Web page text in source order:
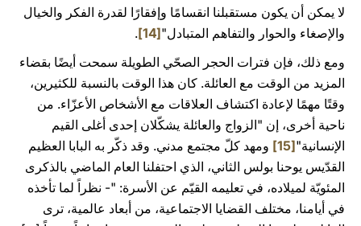
لا يمكن أن يكون مستقبلنا انقسامًا وإفقارًا لقدرة الفكر والخيال
والإصغاء والحوار والتفاهم المتبادل"[14]
.
ومع ذلك، فإن فترات الحجر الصحّي الطويلة سمحت أيضًا بقضاء
المزيد من الوقت مع العائلة. كان هذا الوقت بالنسبة للكثيرين،
وقتًا مهمًا لإعادة اكتشاف العلاقات مع الأشخاص الأعزّاء. من
ناحية أخرى، إن "الزواج والعائلة يشكّلان إحدى أغلى القيم
الإنسانية"[15]
ومهد كلّ مجتمع مدني. وقد ذكّر به البابا العظيم
القدّيس يوحنا بولس الثاني، الذي احتفلنا العام الماضي بالذكرى
المئويّة لميلاده، في تعليمه القيّم عن الأسرة: "- نظراً لما تأخذه
في أيامنا، مختلف القضايا الاجتماعية، من أبعاد عالمية، ترى